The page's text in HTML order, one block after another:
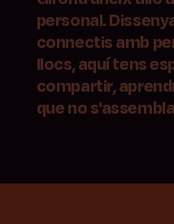
personal.
connectis amb
llocs, aquí tens
compartir,
que no